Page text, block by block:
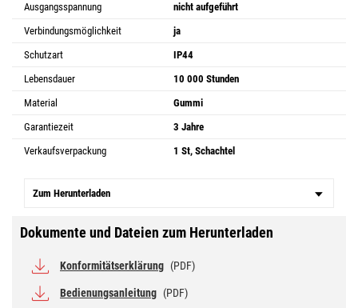
Ausgangsspannung
nicht aufgeführt
Verbindungsmöglichkeit
ja
Schutzart
IP44
Lebensdauer
10 000 Stunden
Material
Gummi
Garantiezeit
3 Jahre
Verkaufsverpackung
1 St, Schachtel
Zum Herunterladen
Dokumente und Dateien zum Herunterladen
Konformitätserklärung (PDF)
Bedienungsanleitung (PDF)